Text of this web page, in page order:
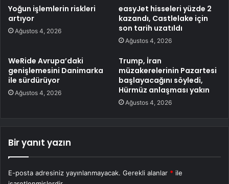
Yoğun işlemlerin riskleri
artıyor
Ağustos 4, 2026
easyJet hisseleri yüzde 2
kazandı, Castlelake için
son tarih uzatıldı
Ağustos 4, 2026
WeRide Avrupa’daki
genişlemesini Danimarka
ile sürdürüyor
Ağustos 4, 2026
Trump, İran
müzakerelerinin Pazartesi
başlayacağını söyledi,
Hürmüz anlaşması yakın
Ağustos 4, 2026
Bir yanıt yazın
E-posta adresiniz yayınlanmayacak. Gerekli alanlar * ile